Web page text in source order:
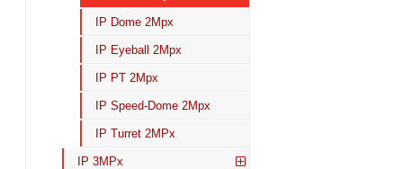
IP Dome 2Mpx
IP Eyeball 2Mpx
IP PT 2Mpx
IP Speed-Dome 2Mpx
IP Turret 2MPx
IP 3MPx